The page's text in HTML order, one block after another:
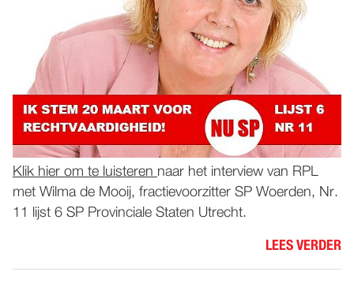
Klik hier om te luisteren naar het interview van RPL
met Wilma de Mooij, fractievoorzitter SP Woerden, Nr.
11 lijst 6 SP Provinciale Staten Utrecht.
LEES VERDER